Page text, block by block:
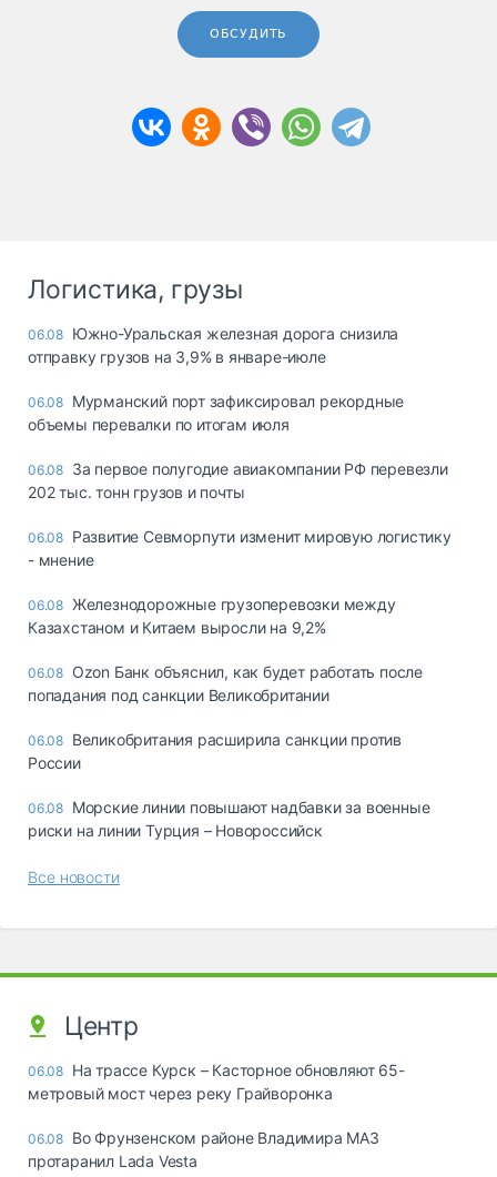
ОБСУДИТЬ
Логистика, грузы
06.08 Южно-Уральская железная дорога снизила
отправку грузов на 3,9% в январе-июле
06.08 Мурманский порт зафиксировал рекордные
объемы перевалки по итогам июля
06.08 За первое полугодие авиакомпании РФ перевезли
202 тыс. тонн грузов и почты
06.08 Развитие Севморпути изменит мировую логистику
- мнение
06.08 Железнодорожные грузоперевозки между
Казахстаном и Китаем выросли на 9,2%
06.08 Ozon Банк объяснил, как будет работать после
попадания под санкции Великобритании
06.08 Великобритания расширила санкции против
России
06.08 Морские линии повышают надбавки за военные
риски на линии Турция – Новороссийск
Все новости
Центр
06.08 На трассе Курск – Касторное обновляют 65-
метровый мост через реку Грайворонка
06.08 Во Фрунзенском районе Владимира МАЗ
протаранил Lada Vesta